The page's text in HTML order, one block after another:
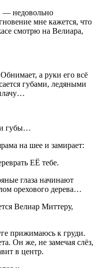
— недовольно
мне кажется, что
смотрю на Велиара,
а руки его всё
губами, ледяными
губы…
на шее и замирает:
ЕЁ тебе.
глаза начинают
орехового дерева…
Велиар Миттеру,
прижимаюсь к груди.
Он же, не замечая слёз,
в центр.